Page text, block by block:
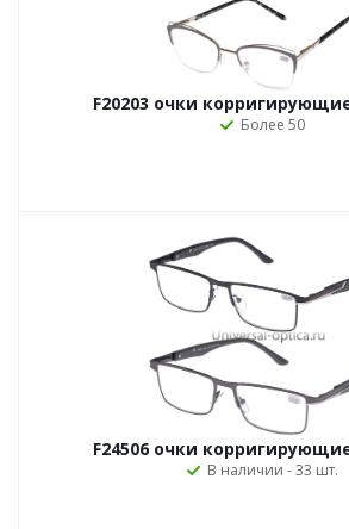
F20203 очки
Более 50
F24506 очки
В наличии - 33 шт.